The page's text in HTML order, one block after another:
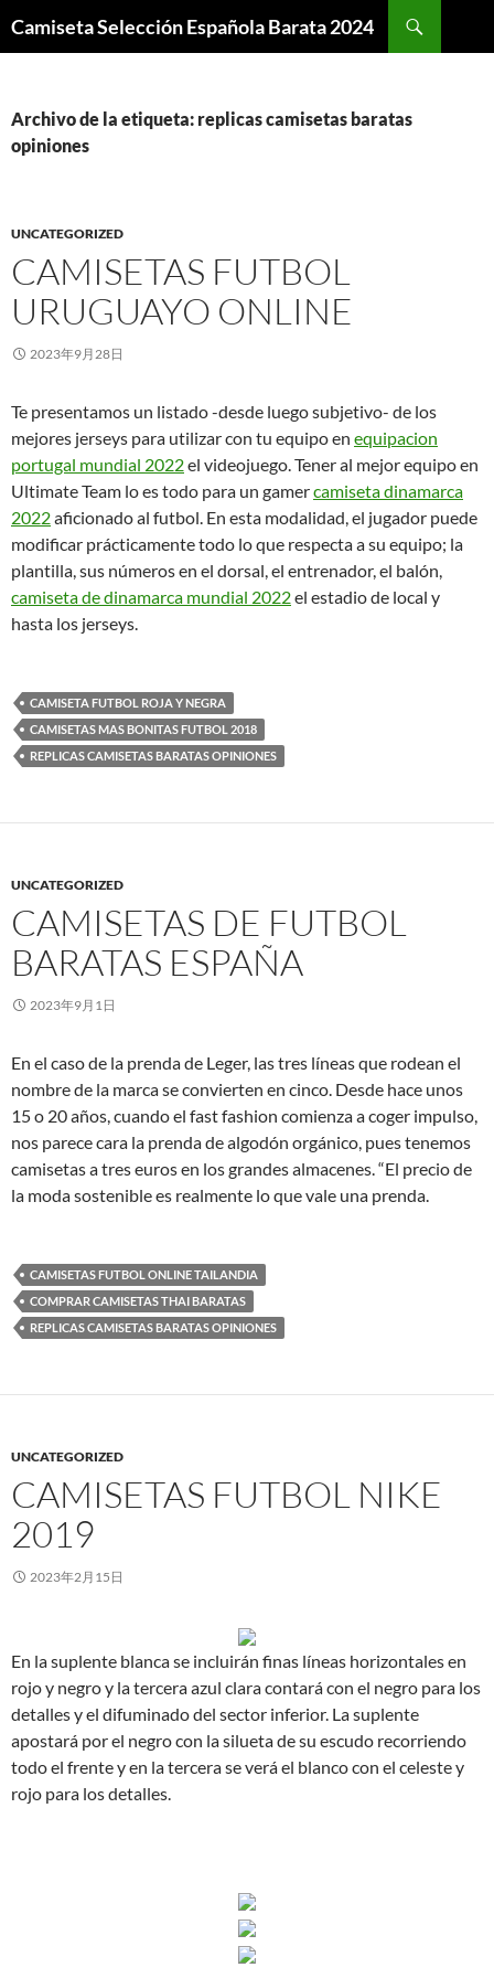
Camiseta Selección Española Barata 2024
Archivo de la etiqueta: replicas camisetas baratas
opiniones
UNCATEGORIZED
CAMISETAS FUTBOL
URUGUAYO ONLINE
2023年9月28日
Te presentamos un listado -desde luego subjetivo- de los
mejores jerseys para utilizar con tu equipo en equipacion
portugal mundial 2022el videojuego. Tener al mejor equipo en
Ultimate Team lo es todo para un gamercamiseta dinamarca
2022aficionado al futbol. En esta modalidad, el jugador puede
modificar prácticamente todo lo que respecta a su equipo; la
plantilla, sus números en el dorsal, el entrenador, el balón,
camiseta de dinamarca mundial 2022el estadio de local y
hasta los jerseys.
CAMISETA FUTBOL ROJA Y NEGRA
CAMISETAS MAS BONITAS FUTBOL 2018
REPLICAS CAMISETAS BARATAS OPINIONES
UNCATEGORIZED
CAMISETAS DE FUTBOL
BARATAS ESPAÑA
2023年9月1日
En el caso de la prenda de Leger, las tres líneas que rodean el
nombre de la marca se convierten en cinco. Desde hace unos
15 o 20 años, cuando el fast fashion comienza a coger impulso,
nos parece cara la prenda de algodón orgánico, pues tenemos
camisetas a tres euros en los grandes almacenes. “El precio de
la moda sostenible es realmente lo que vale una prenda.
CAMISETAS FUTBOL ONLINE TAILANDIA
COMPRAR CAMISETAS THAI BARATAS
REPLICAS CAMISETAS BARATAS OPINIONES
UNCATEGORIZED
CAMISETAS FUTBOL NIKE
2019
2023年2月15日
En la suplente blanca se incluirán finas líneas horizontales en
rojo y negro y la tercera azul clara contará con el negro para los
detalles y el difuminado del sector inferior. La suplente
apostará por el negro con la silueta de su escudo recorriendo
todo el frente y en la tercera se verá el blanco con el celeste y
rojo para los detalles.